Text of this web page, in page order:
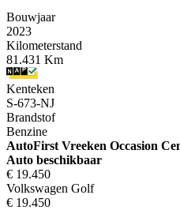
Bouwjaar
2023
Kilometerstand
81.431 Km
Kenteken
S-673-NJ
Brandstof
Benzine
AutoFirst Vreeken Occasion
Auto beschikbaar
€ 19.450
Volkswagen Golf
€ 19.450